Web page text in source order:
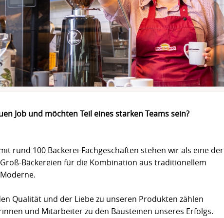
Job und möchten Teil eines starken Teams sein?
rund 100 Bäckerei-Fachgeschäften stehen wir als eine der
Bäckereien für die Kombination aus traditionellem
Qualität und der Liebe zu unseren Produkten zählen
und Mitarbeiter zu den Bausteinen unseres Erfolgs.